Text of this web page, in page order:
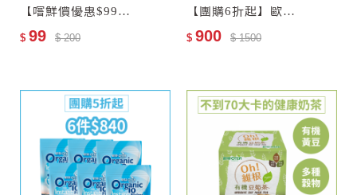
＃體態控制 #腸胃順暢 #麥片
【嚐鮮價優惠$99】歐特有機十榖麥片(會員限購乙次)
$ 99 $ 200
【團購6折起】歐特有機黑棗乾6包
$ 900 $ 1500